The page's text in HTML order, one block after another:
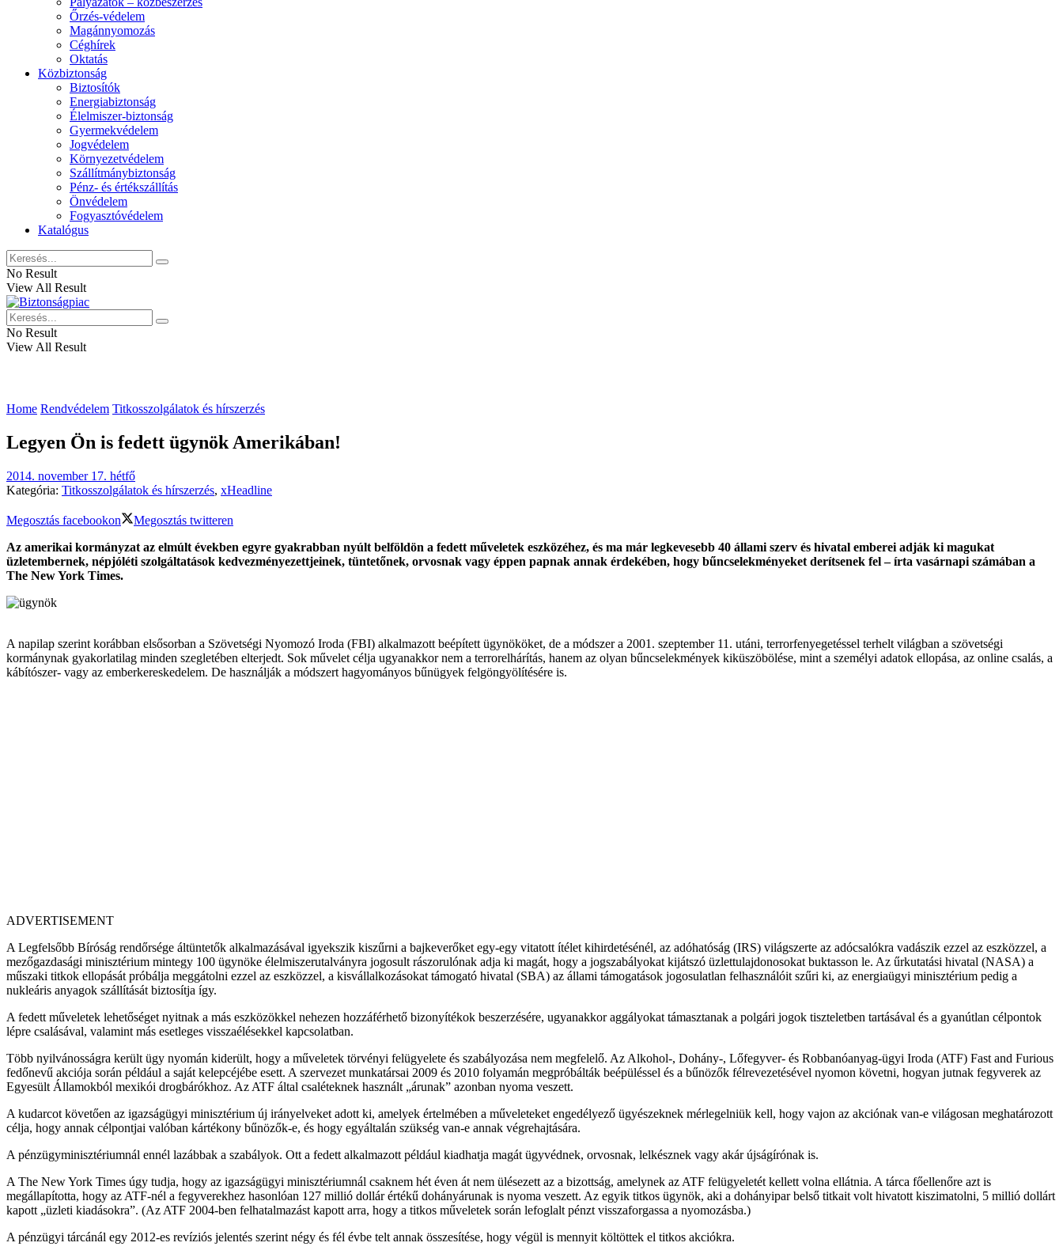
Őrzés-védelem
Magánnyomozás
Céghírek
Oktatás
Közbiztonság
Biztosítók
Energiabiztonság
Élelmiszer-biztonság
Gyermekvédelem
Jogvédelem
Környezetvédelem
Szállítmánybiztonság
Pénz- és értékszállítás
Önvédelem
Fogyasztóvédelem
Katalógus
No Result
View All Result
No Result
View All Result
Home Rendvédelem Titkosszolgálatok és hírszerzés
Legyen Ön is fedett ügynök Amerikában!
2014. november 17. hétfő
Kategória: Titkosszolgálatok és hírszerzés, xHeadline
Megosztás facebookon
Megosztás twitteren
Az amerikai kormányzat az elmúlt években egyre gyakrabban nyúlt belföldön a fedett műveletek eszközéhez, és ma már legkevesebb 40 állami szerv és hivatal emberei adják ki magukat
üzletembernek, népjóléti szolgáltatások kedvezményezettjeinek, tüntetőnek, orvosnak vagy éppen papnak annak érdekében, hogy bűncselekményeket derítsenek fel – írta vasárnapi számában a
The New York Times.
A napilap szerint korábban elsősorban a Szövetségi Nyomozó Iroda (FBI) alkalmazott beépített ügynököket, de a módszer a 2001. szeptember 11. utáni, terrorfenyegetéssel terhelt világban a szövetségi
kormánynak gyakorlatilag minden szegletében elterjedt. Sok művelet célja ugyanakkor nem a terrorelhárítás, hanem az olyan bűncselekmények kiküszöbölése, mint a személyi adatok ellopása, az online csalás, a
kábítószer- vagy az emberkereskedelem. De használják a módszert hagyományos bűnügyek felgöngyölítésére is.
ADVERTISEMENT
A Legfelsőbb Bíróság rendőrsége áltüntetők alkalmazásával igyekszik kiszűrni a bajkeverőket egy-egy vitatott ítélet kihirdetésénél, az adóhatóság (IRS) világszerte az adócsalókra vadászik ezzel az eszközzel, a
mezőgazdasági minisztérium mintegy 100 ügynöke élelmiszerutalványra jogosult rászorulónak adja ki magát, hogy a jogszabályokat kijátszó üzlettulajdonosokat buktasson le. Az űrkutatási hivatal (NASA) a
műszaki titkok ellopását próbálja meggátolni ezzel az eszközzel, a kisvállalkozásokat támogató hivatal (SBA) az állami támogatások jogosulatlan felhasználóit szűri ki, az energiaügyi minisztérium pedig a
nukleáris anyagok szállítását biztosítja így.
A fedett műveletek lehetőséget nyitnak a más eszközökkel nehezen hozzáférhető bizonyítékok beszerzésére, ugyanakkor aggályokat támasztanak a polgári jogok tiszteletben tartásával és a gyanútlan célpontok
lépre csalásával, valamint más esetleges visszaélésekkel kapcsolatban.
Több nyilvánosságra került ügy nyomán kiderült, hogy a műveletek törvényi felügyelete és szabályozása nem megfelelő. Az Alkohol-, Dohány-, Lőfegyver- és Robbanóanyag-ügyi Iroda (ATF) Fast and Furious
fedőnevű akciója során például a saját kelepcéjébe esett. A szervezet munkatársai 2009 és 2010 folyamán megpróbálták beépüléssel és a bűnözők félrevezetésével nyomon követni, hogyan jutnak fegyverek az
Egyesült Államokból mexikói drogbárókhoz. Az ATF által csaléteknek használt „árunak” azonban nyoma veszett.
A kudarcot követően az igazságügyi minisztérium új irányelveket adott ki, amelyek értelmében a műveleteket engedélyező ügyészeknek mérlegelniük kell, hogy vajon az akciónak van-e világosan meghatározott
célja, hogy annak célpontjai valóban kártékony bűnözők-e, és hogy egyáltalán szükség van-e annak végrehajtására.
A pénzügyminisztériumnál ennél lazábbak a szabályok. Ott a fedett alkalmazott például kiadhatja magát ügyvédnek, orvosnak, lelkésznek vagy akár újságírónak is.
A The New York Times úgy tudja, hogy az igazságügyi minisztériumnál csaknem hét éven át nem ülésezett az a bizottság, amelynek az ATF felügyeletét kellett volna ellátnia. A tárca főellenőre azt is
megállapította, hogy az ATF-nél a fegyverekhez hasonlóan 127 millió dollár értékű dohányárunak is nyoma veszett. Az egyik titkos ügynök, aki a dohányipar belső titkait volt hivatott kiszimatolni, 5 millió dollárt
kapott „üzleti kiadásokra”. (Az ATF 2004-ben felhatalmazást kapott arra, hogy a titkos műveletek során lefoglalt pénzt visszaforgassa a nyomozásba.)
A pénzügyi tárcánál egy 2012-es revíziós jelentés szerint négy és fél évbe telt annak összesítése, hogy végül is mennyit költöttek el titkos akciókra.